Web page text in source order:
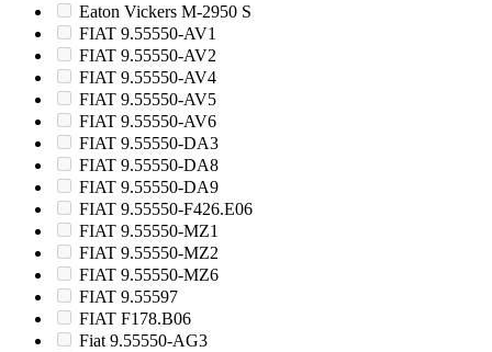
Eaton Vickers M-2950 S
FIAT 9.55550-AV1
FIAT 9.55550-AV2
FIAT 9.55550-AV4
FIAT 9.55550-AV5
FIAT 9.55550-AV6
FIAT 9.55550-DA3
FIAT 9.55550-DA8
FIAT 9.55550-DA9
FIAT 9.55550-F426.E06
FIAT 9.55550-MZ1
FIAT 9.55550-MZ2
FIAT 9.55550-MZ6
FIAT 9.55597
FIAT F178.B06
Fiat 9.55550-AG3